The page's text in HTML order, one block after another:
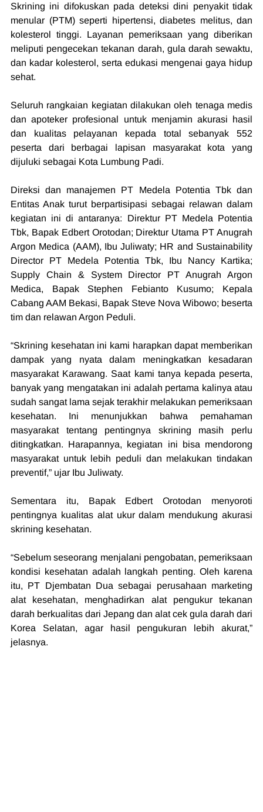
Skrining ini difokuskan pada deteksi dini penyakit tidak
menular (PTM) seperti hipertensi, diabetes melitus, dan
kolesterol tinggi. Layanan pemeriksaan yang diberikan
meliputi pengecekan tekanan darah, gula darah sewaktu,
dan kadar kolesterol, serta edukasi mengenai gaya hidup
sehat.
Seluruh rangkaian kegiatan dilakukan oleh tenaga medis
dan apoteker profesional untuk menjamin akurasi hasil
dan kualitas pelayanan kepada total sebanyak 552
peserta dari berbagai lapisan masyarakat kota yang
dijuluki sebagai Kota Lumbung Padi.
Direksi dan manajemen PT Medela Potentia Tbk dan
Entitas Anak turut berpartisipasi sebagai relawan dalam
kegiatan ini di antaranya: Direktur PT Medela Potentia
Tbk, Bapak Edbert Orotodan; Direktur Utama PT Anugrah
Argon Medica (AAM), Ibu Juliwaty; HR and Sustainability
Director PT Medela Potentia Tbk, Ibu Nancy Kartika;
Supply Chain & System Director PT Anugrah Argon
Medica, Bapak Stephen Febianto Kusumo; Kepala
Cabang AAM Bekasi, Bapak Steve Nova Wibowo; beserta
tim dan relawan Argon Peduli.
“Skrining kesehatan ini kami harapkan dapat memberikan
dampak yang nyata dalam meningkatkan kesadaran
masyarakat Karawang. Saat kami tanya kepada peserta,
banyak yang mengatakan ini adalah pertama kalinya atau
sudah sangat lama sejak terakhir melakukan pemeriksaan
kesehatan. Ini menunjukkan bahwa pemahaman
masyarakat tentang pentingnya skrining masih perlu
ditingkatkan. Harapannya, kegiatan ini bisa mendorong
masyarakat untuk lebih peduli dan melakukan tindakan
preventif,” ujar Ibu Juliwaty.
Sementara itu, Bapak Edbert Orotodan menyoroti
pentingnya kualitas alat ukur dalam mendukung akurasi
skrining kesehatan.
“Sebelum seseorang menjalani pengobatan, pemeriksaan
kondisi kesehatan adalah langkah penting. Oleh karena
itu, PT Djembatan Dua sebagai perusahaan marketing
alat kesehatan, menghadirkan alat pengukur tekanan
darah berkualitas dari Jepang dan alat cek gula darah dari
Korea Selatan, agar hasil pengukuran lebih akurat,”
jelasnya.